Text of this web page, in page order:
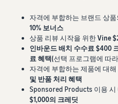
자격에 부합하는 브랜드 상
10% 보너스
상품 리뷰 시작을 위한Vine
인바운드 배치 수수료 $400
료 혜택(선택 프로그램에 따
자격에 부합하는 제품에 대해
및 반품 처리 혜택
Sponsored Products 이용
$1,000의 크레딧